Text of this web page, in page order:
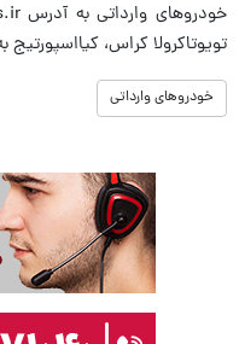
تویوتاکرولا کراس،
خودروهای وارداتی